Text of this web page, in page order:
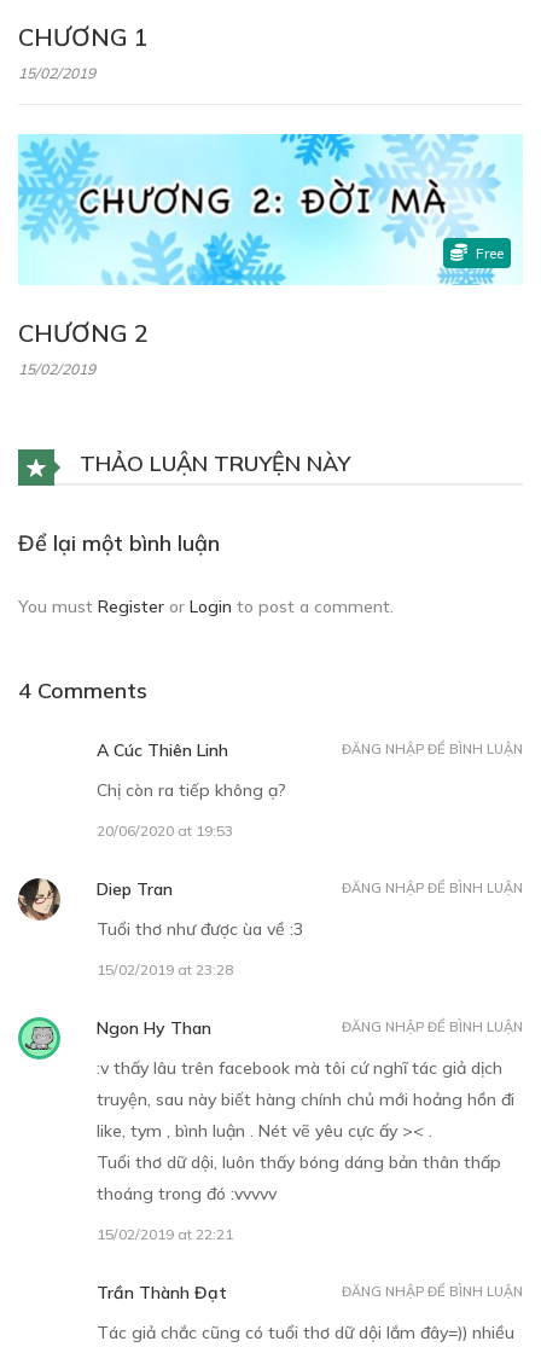
CHƯƠNG 1
15/02/2019
CHƯƠNG 2
15/02/2019
Free
THẢO LUẬN TRUYỆN NÀY
Để lại một bình luận
You must Register or Login to post a comment.
4 Comments
A Cúc Thiên Linh
Chị còn ra tiếp không ạ?
20/06/2020 at 19:53
ĐĂNG NHẬP ĐỂ BÌNH LUẬN
Diep Tran
Tuổi thơ như được ùa về :3
15/02/2019 at 23:28
ĐĂNG NHẬP ĐỂ BÌNH LUẬN
Ngon Hy Than
:v thấy lâu trên facebook mà tôi cứ nghĩ tác giả dịch
truyện, sau này biết hàng chính chủ mới hoảng hồn đi
like, tym , bình luận . Nét vẽ yêu cực ấy >< .
Tuổi thơ dữ dội, luôn thấy bóng dáng bản thân thấp
thoáng trong đó :vvvvv
15/02/2019 at 22:21
ĐĂNG NHẬP ĐỂ BÌNH LUẬN
Trần Thành Đạt
Tác giả chắc cũng có tuổi thơ dữ dội lắm đây=)) nhiều
ĐĂNG NHẬP ĐỂ BÌNH LUẬN